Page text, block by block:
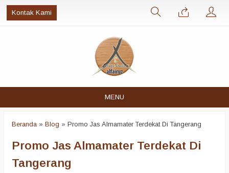
Kontak Kami
MENU
Beranda » Blog » Promo Jas Almamater Terdekat Di Tangerang
Promo Jas Almamater Terdekat Di
Tangerang